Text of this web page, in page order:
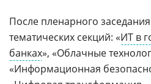
После пленарного
тематических секций: «ИТ в
банках», «Облачные
«Информационная